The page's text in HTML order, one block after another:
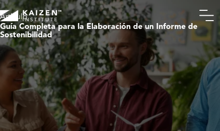
Artículo
Guía Completa para la Elaboración de un Informe de
Sostenibilidad